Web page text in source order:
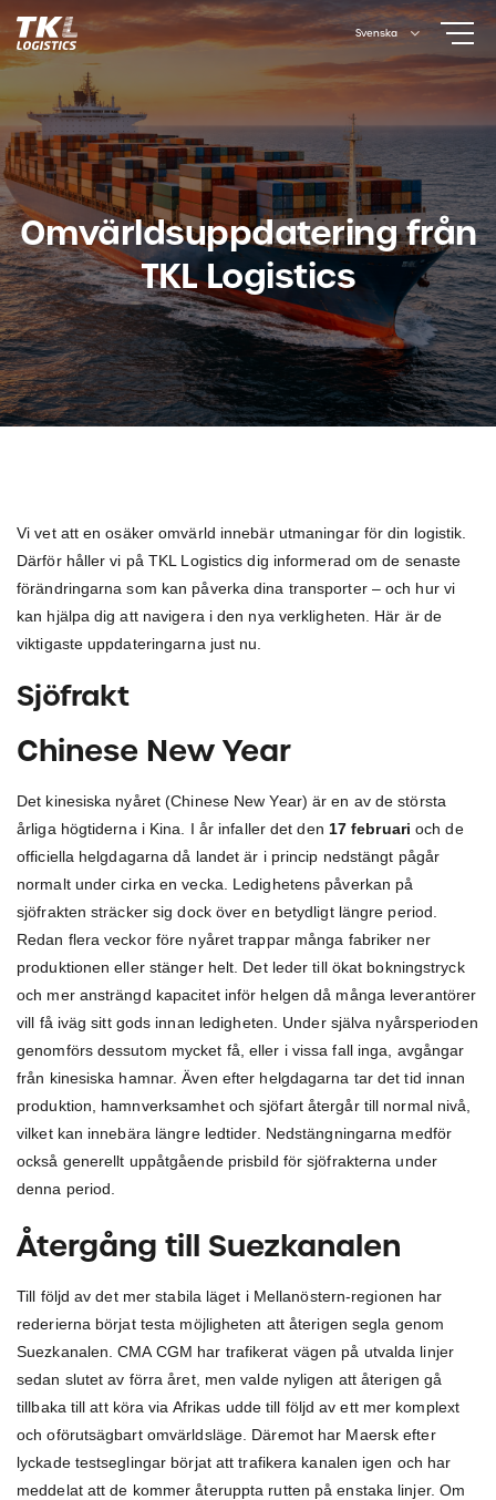
Skip
to
content
Svenska
Omvärldsuppdatering från
TKL Logistics
Vi vet att en osäker omvärld innebär utmaningar för din logistik.
Därför håller vi på TKL Logistics dig informerad om de senaste
förändringarna som kan påverka dina transporter – och hur vi
kan hjälpa dig att navigera i den nya verkligheten. Här är de
viktigaste uppdateringarna just nu.
Sjöfrakt
Chinese New Year
Det kinesiska nyåret (Chinese New Year) är en av de största
årliga högtiderna i Kina. I år infaller det den 17 februari och de
officiella helgdagarna då landet är i princip nedstängt pågår
normalt under cirka en vecka. Ledighetens påverkan på
sjöfrakten sträcker sig dock över en betydligt längre period.
Redan flera veckor före nyåret trappar många fabriker ner
produktionen eller stänger helt. Det leder till ökat bokningstryck
och mer ansträngd kapacitet inför helgen då många leverantörer
vill få iväg sitt gods innan ledigheten. Under själva nyårsperioden
genomförs dessutom mycket få, eller i vissa fall inga, avgångar
från kinesiska hamnar. Även efter helgdagarna tar det tid innan
produktion, hamnverksamhet och sjöfart återgår till normal nivå,
vilket kan innebära längre ledtider. Nedstängningarna medför
också generellt uppåtgående prisbild för sjöfrakterna under
denna period.
Återgång till Suezkanalen
Till följd av det mer stabila läget i Mellanöstern-regionen har
rederierna börjat testa möjligheten att återigen segla genom
Suezkanalen. CMA CGM har trafikerat vägen på utvalda linjer
sedan slutet av förra året, men valde nyligen att återigen gå
tillbaka till att köra via Afrikas udde till följd av ett mer komplext
och oförutsägbart omvärldsläge. Däremot har Maersk efter
lyckade testseglingar börjat att trafikera kanalen igen och har
meddelat att de kommer återuppta rutten på enstaka linjer. Om